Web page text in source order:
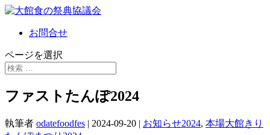
お問合せ
ページを選択
ファストたんぽ2024
執筆者 odatefoodfes | 2024-09-20 | お知らせ2024, 本場大館きり